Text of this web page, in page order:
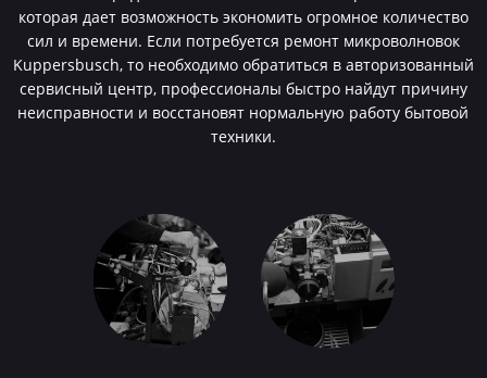
которая дает возможность экономить огромное количество
сил и времени. Если потребуется ремонт микроволновок
Kuppersbusch, то необходимо обратиться в авторизованный
сервисный центр, профессионалы быстро найдут причину
неисправности и восстановят нормальную работу бытовой
техники.